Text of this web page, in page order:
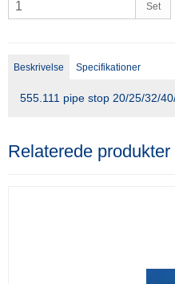
Set
Beskrivelse Specifikationer
555.111 pipe stop 20/25/32/
Relaterede produkter